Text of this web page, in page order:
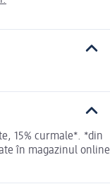
15% curmale*. *din
în magazinul online